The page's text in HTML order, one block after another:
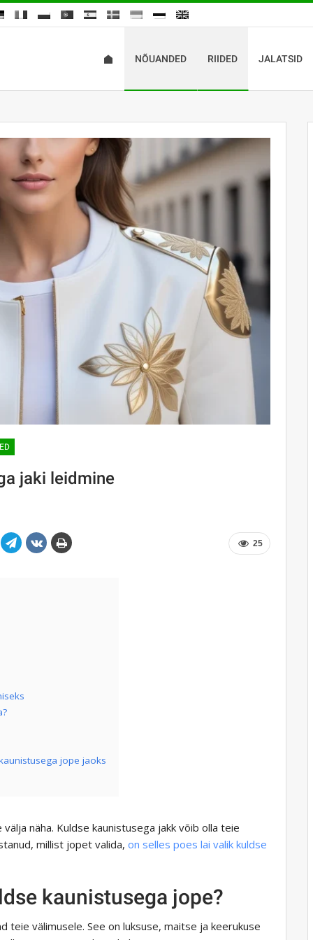
NÕUANDED RIIDED JALATSID
jaki leidmine
25
jope jaoks
näha. Kuldse kaunistusega jakk võib olla teie
millist jopet valida, on selles poes lai valik kuldse
kaunistusega jope?
teie välimusele. See on luksuse, maitse ja keerukuse